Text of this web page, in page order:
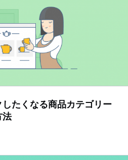
たくなる商品カテゴリー
法